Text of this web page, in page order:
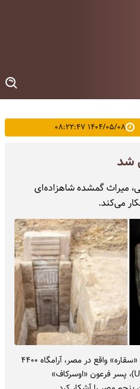
۱۴۰۴/۰۵/۰۸ ۰۸:۲۲:۴۷
شد
میراث گمشده شاهزاده‌ای
می‌کند.
یک کشف شگفت‌انگیز در گورستان «سقاره» واقع در مصر، آرامگاه ۴۴۰۰
ساله شاهزاده «اوسرفره» (Userefre)، پسر فرعون «اوسرکاف»